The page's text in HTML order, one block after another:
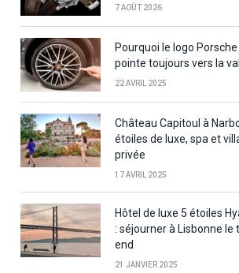
7 AOÛT 2026
Pourquoi le logo
pointe toujours vers la
22 AVRIL 2025
Château Capitoul à
étoiles de luxe, spa et
privée
17 AVRIL 2025
Hôtel de luxe 5 étoiles
: séjourner à Lisbonne le
end
21 JANVIER 2025